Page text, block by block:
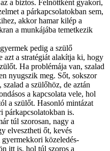
a biztos. Felnőttként gyakori,
a párkapcsolatokban sem,
akkor hamar kilép a
a munkájába temetkezik
gyermek pedig a szülő
azt a stratégiát alakítja ki, hogy
Ha problémája van, szalad
nyugszik meg. Sőt, sokszor
a szülőhöz, de aztán
a kapcsolata vele, hol
a szülőt. Hasonló mintázat
párkapcsolatokban is.
túl szorosan, nagy a
elvesztheti őt, kevés
közeledés-
itt is, hol túl szoros a